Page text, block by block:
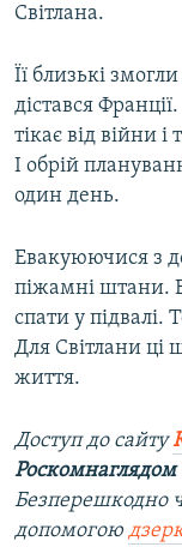
Світлана.
Її близькі
дістався
тікає від війни
І обрій
один день.
Евакуюючися з
піжамні штани.
спати у підвалі.
Для Світлани ці
життя.
Доступ до сайту
Роскомнаглядом
Безперешкодно
допомогою